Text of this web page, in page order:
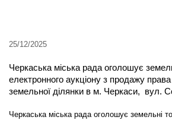
25/12/2025
Черкаська міська рада оголошує
електронного аукціону з продажу права
земельної ділянки в м. Черкаси, вул.
Черкаська міська рада оголошує земельні